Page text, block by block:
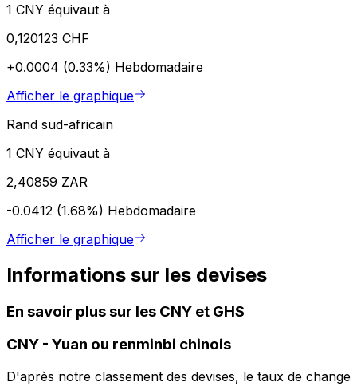
1 CNY équivaut à
0,120123 CHF
+0.0004 (0.33%) Hebdomadaire
Afficher le graphique
Rand sud-africain
1 CNY équivaut à
2,40859 ZAR
-0.0412 (1.68%) Hebdomadaire
Afficher le graphique
Informations sur les devises
En savoir plus sur les CNY et GHS
CNY - Yuan ou renminbi chinois
D'après notre classement des devises, le taux de change